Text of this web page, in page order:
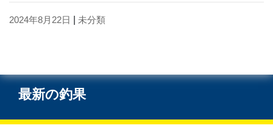
最新の釣果
2024年8月22日 未分類